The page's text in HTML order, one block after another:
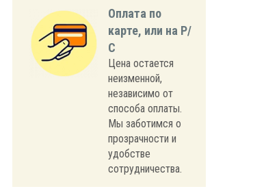
Оплата по
карте, или на Р/
С
Цена остается
неизменной,
независимо от
способа оплаты.
Мы заботимся о
прозрачности и
удобстве
сотрудничества.